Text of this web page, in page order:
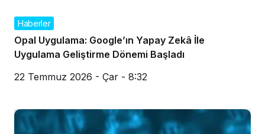
Haberler
Opal Uygulama: Google’ın Yapay Zekâ İle
Uygulama Geliştirme Dönemi Başladı
22 Temmuz 2026 - Çar - 8:32